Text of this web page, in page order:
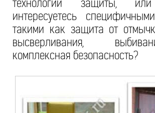
технологии защиты,
интересуетесь
такими как защита от
высверливания,
комплексная безопасность?